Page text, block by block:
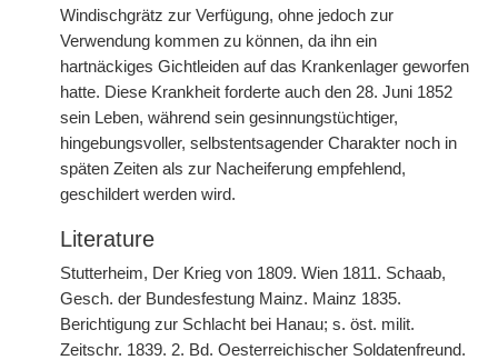
Windischgrätz zur Verfügung, ohne jedoch zur
Verwendung kommen zu können, da ihn ein
hartnäckiges Gichtleiden auf das Krankenlager geworfen
hatte. Diese Krankheit forderte auch den 28. Juni 1852
sein Leben, während sein gesinnungstüchtiger,
hingebungsvoller, selbstentsagender Charakter noch in
späten Zeiten als zur Nacheiferung empfehlend,
geschildert werden wird.
Literature
Stutterheim, Der Krieg von 1809. Wien 1811. Schaab,
Gesch. der Bundesfestung Mainz. Mainz 1835.
Berichtigung zur Schlacht bei Hanau; s. öst. milit.
Zeitschr. 1839. 2. Bd. Oesterreichischer Soldatenfreund.